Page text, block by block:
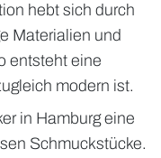
hebt sich durch
Materialien und
entsteht eine
modern ist.
in Hamburg eine
Schmuckstücke.